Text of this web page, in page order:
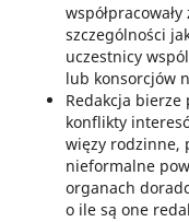
szczególności
uczestnicy
lub konsorcjów
Redakcja
konflikty
więzy rodzinne,
nieformalne
organach
o ile są one